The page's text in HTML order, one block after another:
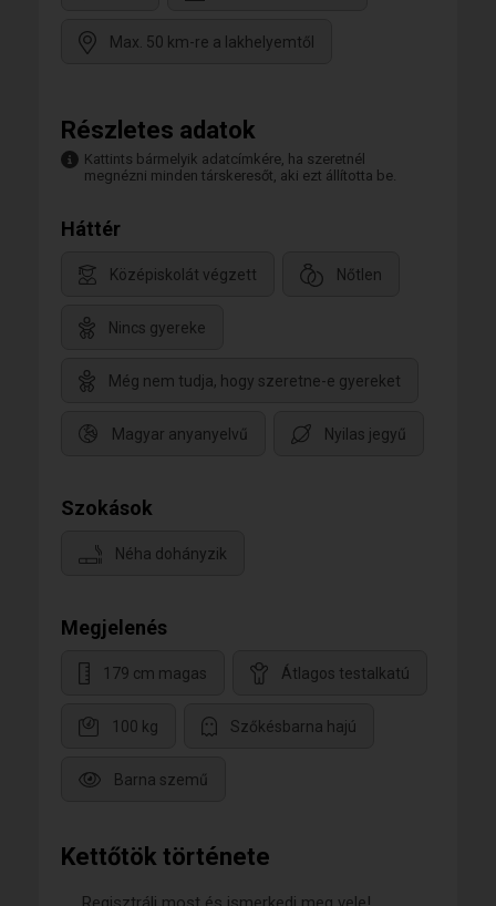
Kettőtök története
Max. 50 km-re a lakhelyemtől
Részletes adatok
Kattints bármelyik adatcímkére, ha szeretnél
megnézni minden társkeresőt, aki ezt állította be.
Háttér
Középiskolát végzett Nőtlen
Nincs gyereke
Még nem tudja, hogy szeretne-e gyereket
Magyar anyanyelvű Nyilas jegyű
Szokások
Néha dohányzik
Megjelenés
179 cm magas Átlagos testalkatú
100 kg Szőkésbarna hajú
Barna szemű